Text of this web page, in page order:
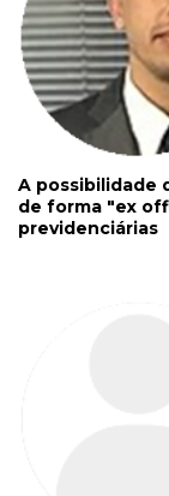
A possibilidade
de forma "ex
previdenciárias